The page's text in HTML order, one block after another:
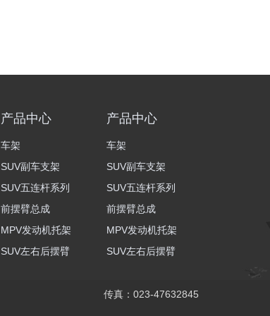
产品中心
车架
SUV副车支架
SUV五连杆系列
前摆臂总成
MPV发动机托架
SUV左右后摆臂
产品中心
车架
SUV副车支架
SUV五连杆系列
前摆臂总成
MPV发动机托架
SUV左右后摆臂
传真：023-47632845